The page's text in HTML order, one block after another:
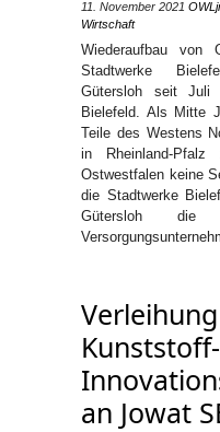
11. November 2021
Wirtschaft
Wiederaufbau von
Stadtwerke
Gütersloh seit Juli
Bielefeld. Als Mitte
Teile des Westens
in Rheinland-
Ostwestfalen keine
die Stadtwerke
Gütersloh
Kunststoff-
an Jowat